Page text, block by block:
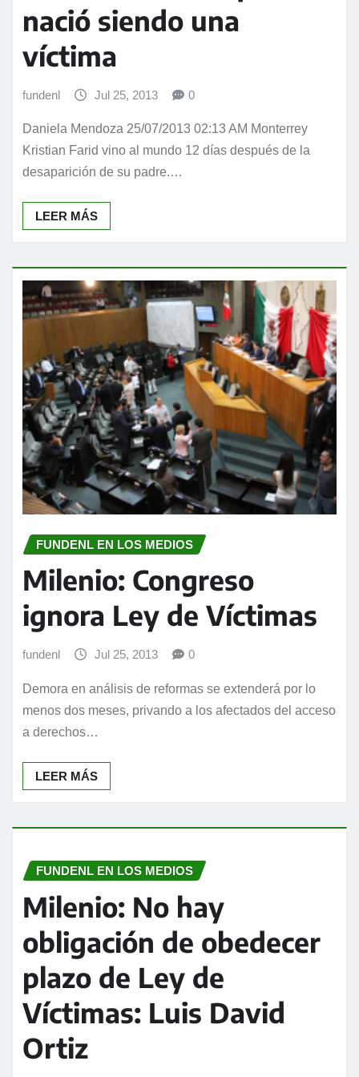
nació siendo una
víctima
fundenl Jul 25, 2013 0
Daniela Mendoza 25/07/2013 02:13 AM Monterrey
Kristian Farid vino al mundo 12 días después de la
desaparición de su padre.…
LEER MÁS
FUNDENL EN LOS MEDIOS
Milenio: Congreso
ignora Ley de Víctimas
fundenl Jul 25, 2013 0
Demora en análisis de reformas se extenderá por lo
menos dos meses, privando a los afectados del acceso
a derechos…
LEER MÁS
FUNDENL EN LOS MEDIOS
Milenio: No hay
obligación de obedecer
plazo de Ley de
Víctimas: Luis David
Ortiz